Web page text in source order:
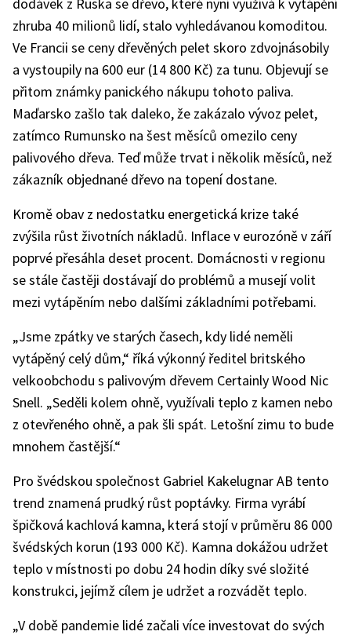
zhruba 40 milionů lidí, stalo vyhledávanou komoditou.
Ve Francii se ceny dřevěných pelet skoro zdvojnásobily
a vystoupily na 600 eur (14 800 Kč) za tunu. Objevují se
přitom známky panického nákupu tohoto paliva.
Maďarsko zašlo tak daleko, že zakázalo vývoz pelet,
zatímco Rumunsko na šest měsíců omezilo ceny
palivového dřeva. Teď může trvat i několik měsíců, než
zákazník objednané dřevo na topení dostane.
Kromě obav z nedostatku energetická krize také
zvýšila růst životních nákladů. Inflace v eurozóně v září
poprvé přesáhla deset procent. Domácnosti v regionu
se stále častěji dostávají do problémů a musejí volit
mezi vytápěním nebo dalšími základními potřebami.
„Jsme zpátky ve starých časech, kdy lidé neměli
vytápěný celý dům,“ říká výkonný ředitel britského
velkoobchodu s palivovým dřevem Certainly Wood Nic
Snell. „Seděli kolem ohně, využívali teplo z kamen nebo
z otevřeného ohně, a pak šli spát. Letošní zimu to bude
mnohem častější.“
Pro švédskou společnost Gabriel Kakelugnar AB tento
trend znamená prudký růst poptávky. Firma vyrábí
špičková kachlová kamna, která stojí v průměru 86 000
švédských korun (193 000 Kč). Kamna dokážou udržet
teplo v místnosti po dobu 24 hodin díky své složité
konstrukci, jejímž cílem je udržet a rozvádět teplo.
„V době pandemie lidé začali více investovat do svých